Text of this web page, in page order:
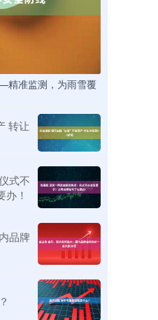
精准监测，为雨雪覆
转让
式不
！
品牌